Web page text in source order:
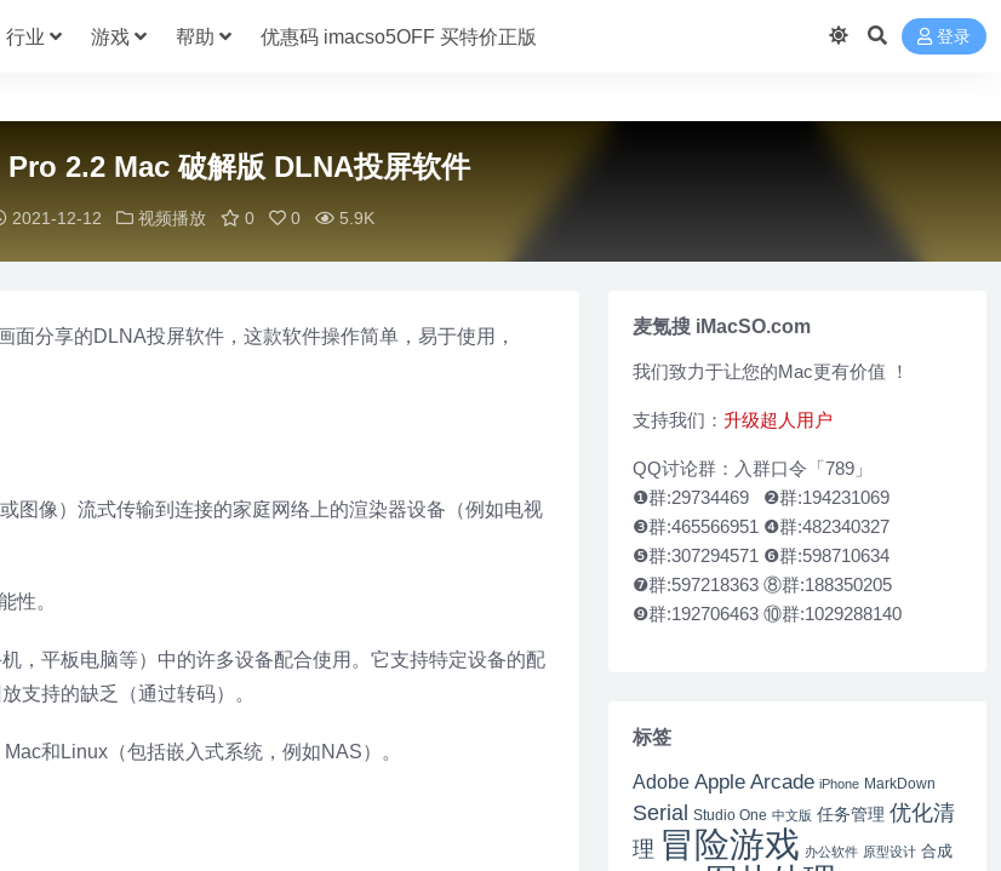
行业 游戏 帮助 优惠码 imacso5OFF 买特价正版 登录
2.2 Mac 破解版 DLNA投屏软件
2021-12-12 视频播放 0 0 5.9K
分享的DLNA投屏软件，这款软件操作简单，易于使用，
图像）流式传输到连接的家庭网络上的渲染器设备（例如电视
性。
，平板电脑等）中的许多设备配合使用。它支持特定设备的配
支持的缺乏（通过转码）。
和Linux（包括嵌入式系统，例如NAS）。
麦氪搜 iMacSO.com
我们致力于让您的Mac更有价值 ！
支持我们： 升级超人用户
QQ讨论群：入群口令「789」
❶群:29734469 ❷群:194231069
❸群:465566951 ❹群:482340327
❺群:307294571 ❻群:598710634
❼群:597218363 ⑧群:188350205
❾群:192706463 ⑩群:1029288140
标签
Adobe Apple Arcade iPhone MarkDown
Serial Studio One 中文版 任务管理 优化清
理 冒险游戏 办公软件 原型设计 合成